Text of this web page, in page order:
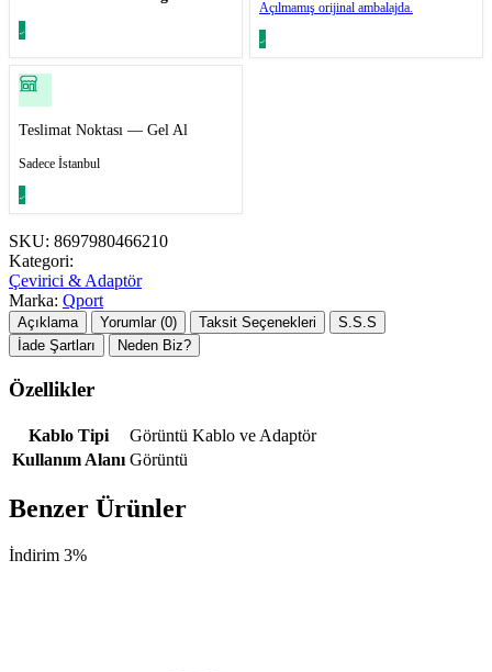
Açılmamış orijinal ambalajda.
Teslimat Noktası — Gel Al
Sadece İstanbul
SKU: 8697980466210
Kategori:
Çevirici & Adaptör
Marka: Qport
Açıklama Yorumlar (0) Taksit Seçenekleri
S.S.S
İade Şartları
Neden Biz?
Özellikler
Kablo Tipi
Görüntü Kablo ve Adaptör
Kullanım Alanı Görüntü
Benzer Ürünler
İndirim 3%